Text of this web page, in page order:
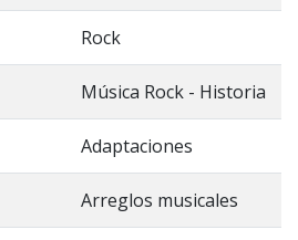
Rock
Música Rock - Historia
Adaptaciones
Arreglos musicales